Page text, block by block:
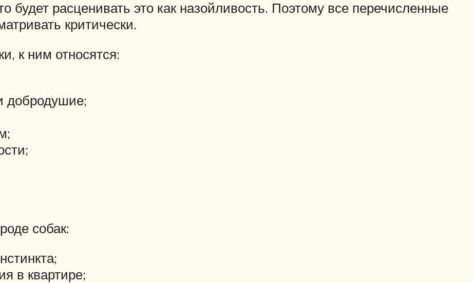
будет расценивать это как назойливость. Поэтому все перечисленные
критически.
к ним относятся:
добродушие;
собак:
в квартире;